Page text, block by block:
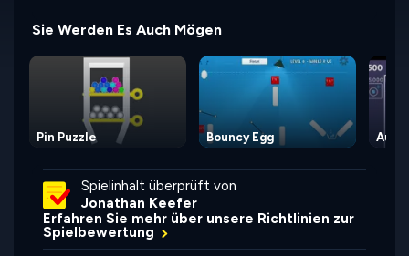
Sie Werden Es Auch Mögen
Pin Puzzle Bouncy Egg
Spielinhalt überprüft von
Jonathan Keefer
Erfahren Sie mehr über unsere Richtlinien zur
Spielbewertung